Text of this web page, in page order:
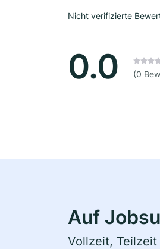
Nicht verifizierte
0.0 (0
Auf
Vollzeit,